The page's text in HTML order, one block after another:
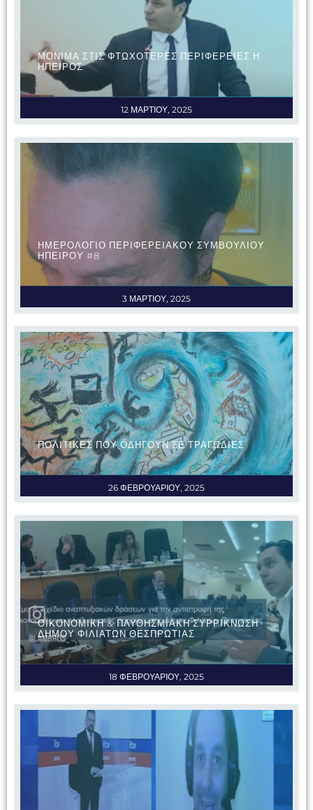
12 ΜΑΡΤΙΟΥ, 2025
ΜΟΝΙΜΑ ΣΤΙΣ ΦΤΩΧΟΤΕΡΕΣ ΠΕΡΙΦΕΡΕΙΕΣ Η
ΗΠΕΙΡΟΣ
3 ΜΑΡΤΙΟΥ, 2025
ΗΜΕΡΟΛΟΓΙΟ ΠΕΡΙΦΕΡΕΙΑΚΟΥ ΣΥΜΒΟΥΛΙΟΥ
ΗΠΕΙΡΟΥ #8
26 ΦΕΒΡΟΥΑΡΙΟΥ, 2025
ΠΟΛΙΤΙΚΕΣ ΠΟΥ ΟΔΗΓΟΥΝ ΣΕ ΤΡΑΓΩΔΙΕΣ
18 ΦΕΒΡΟΥΑΡΙΟΥ, 2025
ΟΙΚΟΝΟΜΙΚΗ & ΠΛΥΘΗΣΜΙΑΚΗ ΣΥΡΡΙΚΝΩΣΗ
ΔΗΜΟΥ ΦΙΛΙΑΤΩΝ ΘΕΣΠΡΩΤΙΑΣ